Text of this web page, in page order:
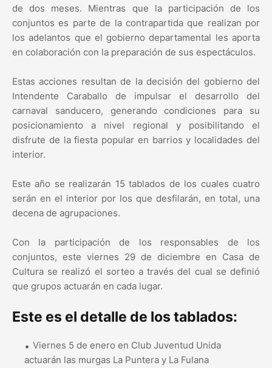
de dos meses. Mientras que la participación de los
conjuntos es parte de la contrapartida que realizan por
los adelantos que el gobierno departamental les aporta
en colaboración con la preparación de sus espectáculos.
Estas acciones resultan de la decisión del gobierno del
Intendente Caraballo de impulsar el desarrollo del
carnaval sanducero, generando condiciones para su
posicionamiento a nivel regional y posibilitando el
disfrute de la fiesta popular en barrios y localidades del
interior.
Este año se realizarán 15 tablados de los cuales cuatro
serán en el interior por los que desfilarán, en total, una
decena de agrupaciones.
Con la participación de los responsables de los
conjuntos, este viernes 29 de diciembre en Casa de
Cultura se realizó el sorteo a través del cual se definió
que grupos actuarán en cada lugar.
Este es el detalle de los tablados:
Viernes 5 de enero en Club Juventud Unida
actuarán las murgas La Puntera y La Fulana